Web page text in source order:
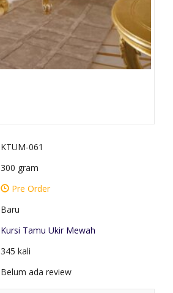
KTUM-061
300 gram
Pre Order
Baru
Kursi Tamu Ukir Mewah
345 kali
Belum ada review